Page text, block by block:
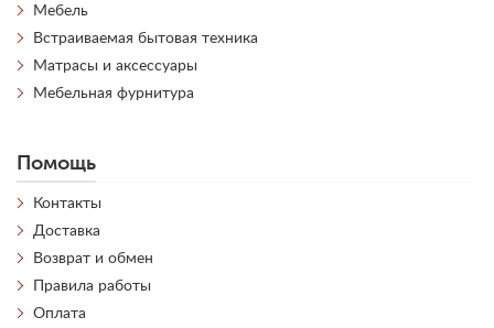
Мебель
Встраиваемая бытовая техника
Матрасы и аксессуары
Мебельная фурнитура
Помощь
Контакты
Доставка
Возврат и обмен
Правила работы
Оплата